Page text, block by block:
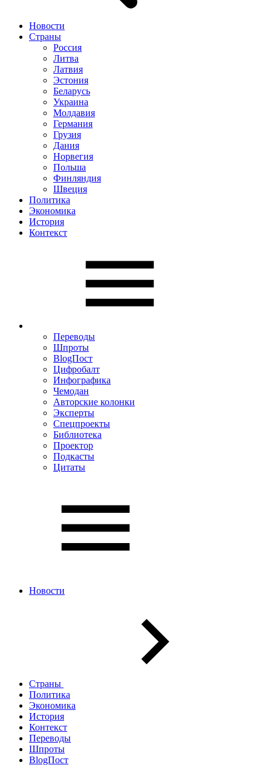
Новости
Страны
Россия
Литва
Латвия
Эстония
Беларусь
Украина
Молдавия
Германия
Грузия
Дания
Норвегия
Польша
Финляндия
Швеция
Политика
Экономика
История
Контекст
Переводы
Шпроты
BlogПост
Цифробалт
Инфографика
Чемодан
Авторские колонки
Эксперты
Спецпроекты
Библиотека
Проектор
Подкасты
Цитаты
Новости
Страны
Политика
Экономика
История
Контекст
Переводы
Шпроты
BlogПост